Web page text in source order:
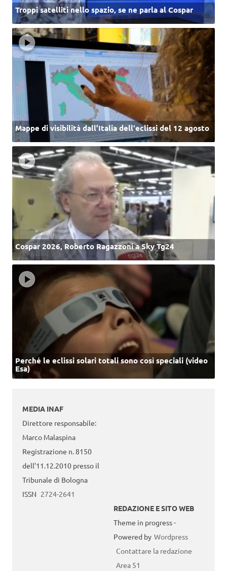
Troppi satelliti nello spazio, se ne parla al Cospar
Mappe di visibilità dall’Italia dell'eclissi del 12 agosto
Cospar 2026, Roberto Ragazzoni a Sky Tg24
Perché le eclissi solari totali sono così speciali (video
Esa)
MEDIA INAF
Direttore responsabile:
Marco Malaspina
Registrazione n. 8150
dell’11.12.2010 presso il
Tribunale di Bologna
ISSN 2724-2641
REDAZIONE E SITO WEB
Theme in progress -
Powered by Wordpress
Contattare la redazione
Area 51